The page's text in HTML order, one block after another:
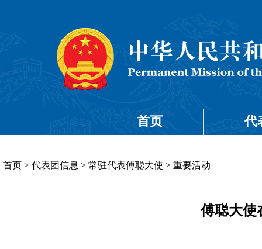
首页 代
首页 > 代表团信息 > 常驻代表傅聪大使 > 重要活动
傅聪大使